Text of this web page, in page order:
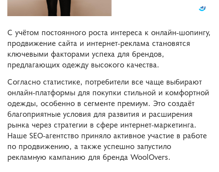
С учётом постоянного роста интереса к онлайн-шопингу,
продвижение сайта и интернет-реклама становятся
ключевыми факторами успеха для брендов,
предлагающих одежду высокого качества.
Согласно статистике, потребители все чаще выбирают
онлайн-платформы для покупки стильной и комфортной
одежды, особенно в сегменте премиум. Это создаёт
благоприятные условия для развития и расширения
рынка через стратегии в сфере интернет-маркетинга.
Наше SEO-агентство приняло активное участие в работе
по продвижению, а также успешно запустило
рекламную кампанию для бренда WoolOvers.